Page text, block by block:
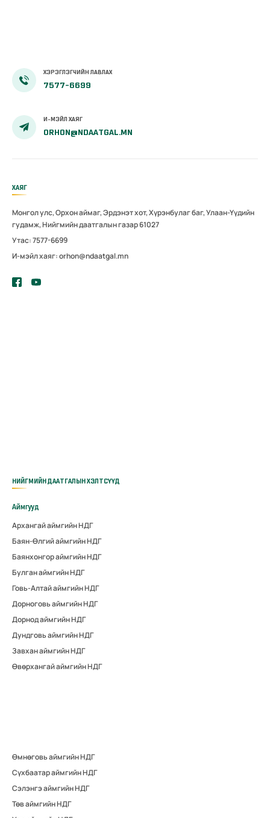
ХЭРЭГЛЭГЧИЙН ЛАВЛАХ
7577-6699
И-МЭЙЛ ХАЯГ
ORHON@NDAATGAL.MN
ХАЯГ
Монгол улс, Орхон аймаг, Эрдэнэт хот, Хүрэнбулаг баг, Улаан-Үүдийн
гудамж, Нийгмийн даатгалын газар 61027
Утас: 7577-6699
И-мэйл хаяг: orhon@ndaatgal.mn
НИЙГМИЙН ДААТГАЛЫН ХЭЛТСҮҮД
Аймгууд
Архангай аймгийн НДГ
Баян-Өлгий аймгийн НДГ
Баянхонгор аймгийн НДГ
Булган аймгийн НДГ
Говь-Алтай аймгийн НДГ
Дорноговь аймгийн НДГ
Дорнод аймгийн НДГ
Дундговь аймгийн НДГ
Завхан аймгийн НДГ
Өвөрхангай аймгийн НДГ
Өмнөговь аймгийн НДГ
Сүхбаатар аймгийн НДГ
Сэлэнгэ аймгийн НДГ
Төв аймгийн НДГ